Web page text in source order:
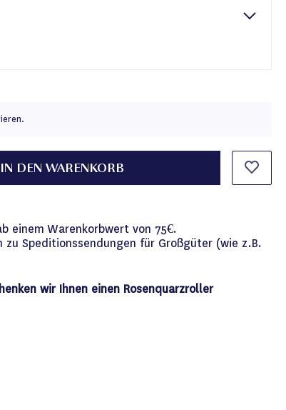
IN DEN WARENKORB
einem Warenkorbwert von 75€.
Speditionssendungen für Großgüter (wie z.B.
wir Ihnen einen Rosenquarzroller